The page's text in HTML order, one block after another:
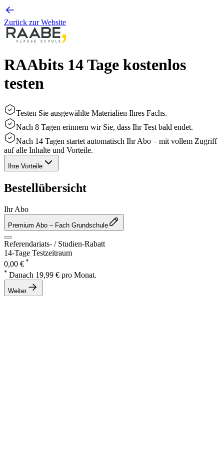
Zurück zur Website
RAAbits 14 Tage kostenlos
testen
Testen Sie ausgewählte Materialien Ihres Fachs.
Nach 8 Tagen erinnern wir Sie, dass Ihr Test bald endet.
Nach 14 Tagen startet automatisch Ihr Abo – mit vollem Zugriff
auf alle Inhalte und Vorteile.
Ihre Vorteile
Bestellübersicht
Ihr Abo
Premium Abo – Fach Grundschule
Referendariats- / Studien-Rabatt
14-Tage Testzeitraum
0,00 € *
* Danach 19,99 € pro Monat.
Weiter